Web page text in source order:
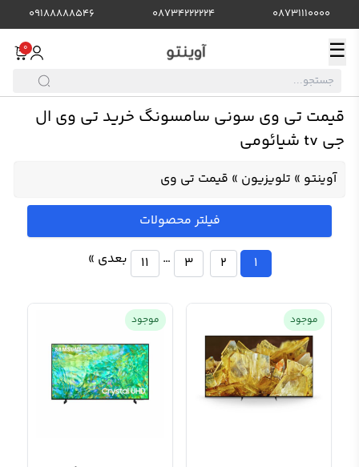
08731110000
08734222224
09188888546
☰
0
قیمت تی وی سونی سامسونگ خرید تی وی ال
جی tv شیائومی
آوینتو » تلویزیون » قیمت تی وی
فیلتر محصولات
1
2
3
…
11 بعدی »
موجود موجود